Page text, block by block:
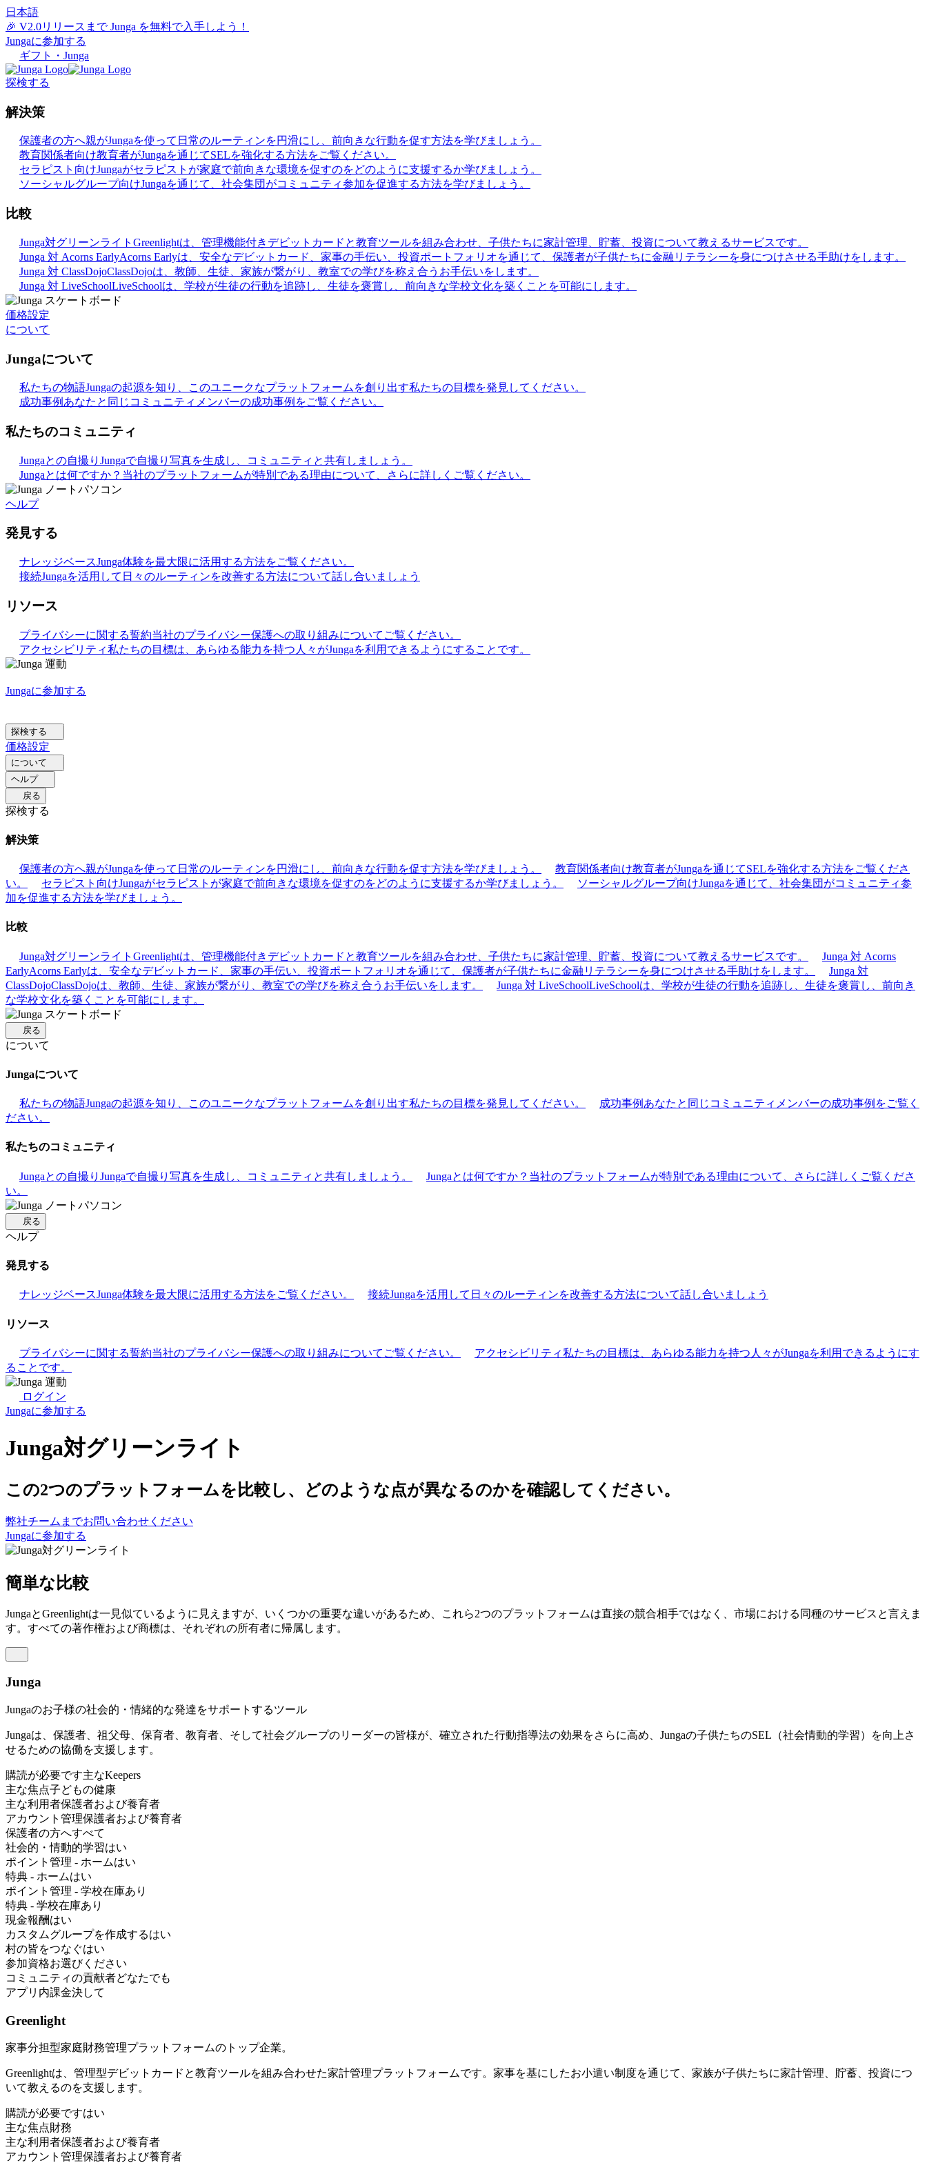
日本語
🎉 V2.0リリースまで Junga を無料で入手しよう！
Jungaに参加する
ギフト・Junga
探検する
解決策
保護者の方へ親がJungaを使って日常のルーティンを円滑にし、前向きな行動を促す方法を学びましょう。
教育関係者向け教育者がJungaを通じてSELを強化する方法をご覧ください。
セラピスト向けJungaがセラピストが家庭で前向きな環境を促すのをどのように支援するか学びましょう。
ソーシャルグループ向けJungaを通じて、社会集団がコミュニティ参加を促進する方法を学びましょう。
比較
Junga対グリーンライト Greenlightは、管理機能付きデビットカードと教育ツールを組み合わせ、子供たちに家計管理、貯蓄、投資について教えるサービスです。
Junga 対 Acorns EarlyAcorns Earlyは、安全なデビットカード、家事の手伝い、投資ポートフォリオを通じて、保護者が子供たちに金融リテラシーを身につけさせる手助けをします。
Junga 対 ClassDojoClassDojoは、教師、生徒、家族が繋がり、教室での学びを称え合うお手伝いをします。
Junga 対 LiveSchoolLiveSchoolは、学校が生徒の行動を追跡し、生徒を褒賞し、前向きな学校文化を築くことを可能にします。
価格設定
について
Jungaについて
私たちの物語Jungaの起源を知り、このユニークなプラットフォームを創り出す私たちの目標を発見してください。
成功事例 あなたと同じコミュニティメンバーの成功事例をご覧ください。
私たちのコミュニティ
Jungaとの自撮り Jungaで自撮り写真を生成し、コミュニティと共有しましょう。
Jungaとは何ですか？ 当社のプラットフォームが特別である理由について、さらに詳しくご覧ください。
ヘルプ
発見する
ナレッジベースJunga体験を最大限に活用する方法をご覧ください。
接続Jungaを活用して日々のルーティンを改善する方法について話し合いましょう
リソース
プライバシーに関する誓約当社のプライバシー保護への取り組みについてご覧ください。
アクセシビリティ私たちの目標は、あらゆる能力を持つ人々がJungaを利用できるようにすることです。
Jungaに参加する
探検する
価格設定
について
ヘルプ
戻る
探検する
解決策
保護者の方へ親がJungaを使って日常のルーティンを円滑にし、前向きな行動を促す方法を学びましょう。 教育関係者向け教育者がJungaを通じてSELを強化する方法をご覧くださ
い。
セラピスト向けJungaがセラピストが家庭で前向きな環境を促すのをどのように支援するか学びましょう。 ソーシャルグループ向けJungaを通じて、社会集団がコミュニティ参
加を促進する方法を学びましょう。
比較
Junga対グリーンライト Greenlightは、管理機能付きデビットカードと教育ツールを組み合わせ、子供たちに家計管理、貯蓄、投資について教えるサービスです。
Junga 対 Acorns
EarlyAcorns Earlyは、安全なデビットカード、家事の手伝い、投資ポートフォリオを通じて、保護者が子供たちに金融リテラシーを身につけさせる手助けをします。
Junga 対
ClassDojoClassDojoは、教師、生徒、家族が繋がり、教室での学びを称え合うお手伝いをします。 Junga 対 LiveSchoolLiveSchoolは、学校が生徒の行動を追跡し、生徒を褒賞し、前向き
な学校文化を築くことを可能にします。
戻る
について
Jungaについて
私たちの物語Jungaの起源を知り、このユニークなプラットフォームを創り出す私たちの目標を発見してください。 成功事例 あなたと同じコミュニティメンバーの成功事例をご覧く
ださい。
私たちのコミュニティ
Jungaとの自撮り Jungaで自撮り写真を生成し、コミュニティと共有しましょう。 Jungaとは何ですか？ 当社のプラットフォームが特別である理由について、さらに詳しくご覧くださ
い。
戻る
ヘルプ
発見する
ナレッジベースJunga体験を最大限に活用する方法をご覧ください。 接続Jungaを活用して日々のルーティンを改善する方法について話し合いましょう
リソース
プライバシーに関する誓約当社のプライバシー保護への取り組みについてご覧ください。 アクセシビリティ私たちの目標は、あらゆる能力を持つ人々がJungaを利用できるようにす
ることです。
ログイン
Jungaに参加する
Junga対グリーンライト
この2つのプラットフォームを比較し、どのような点が異なるのかを確認してください。
弊社チームまでお問い合わせください
Jungaに参加する
簡単な比較
JungaとGreenlightは一見似ているように見えますが、いくつかの重要な違いがあるため、これら2つのプラットフォームは直接の競合相手ではなく、市場における同種のサービスと言えま
す。すべての著作権および商標は、それぞれの所有者に帰属します。
Junga
Jungaのお子様の社会的・情緒的な発達をサポートするツール
Jungaは、保護者、祖父母、保育者、教育者、そして社会グループのリーダーの皆様が、確立された行動指導法の効果をさらに高め、Jungaの子供たちのSEL（社会情動的学習）を向上さ
せるための協働を支援します。
購読が必要です主なKeepers
主な焦点子どもの健康
主な利用者保護者および養育者
アカウント管理保護者および養育者
保護者の方へすべて
社会的・情動的学習はい
ポイント管理 - ホームはい
特典 - ホームはい
ポイント管理 - 学校在庫あり
特典 - 学校在庫あり
現金報酬はい
カスタムグループを作成するはい
村の皆をつなぐはい
参加資格お選びください
コミュニティの貢献者どなたでも
アプリ内課金決して
Greenlight
家事分担型家庭財務管理プラットフォームのトップ企業。
Greenlightは、管理型デビットカードと教育ツールを組み合わせた家計管理プラットフォームです。家事を基にしたお小遣い制度を通じて、家族が子供たちに家計管理、貯蓄、投資につ
いて教えるのを支援します。
購読が必要ですはい
主な焦点財務
主な利用者保護者および養育者
アカウント管理保護者および養育者